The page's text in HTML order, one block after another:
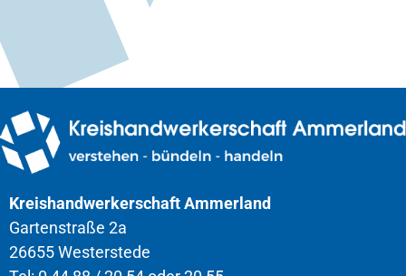
Kreishandwerkerschaft Ammerland
Gartenstraße 2a
26655 Westerstede